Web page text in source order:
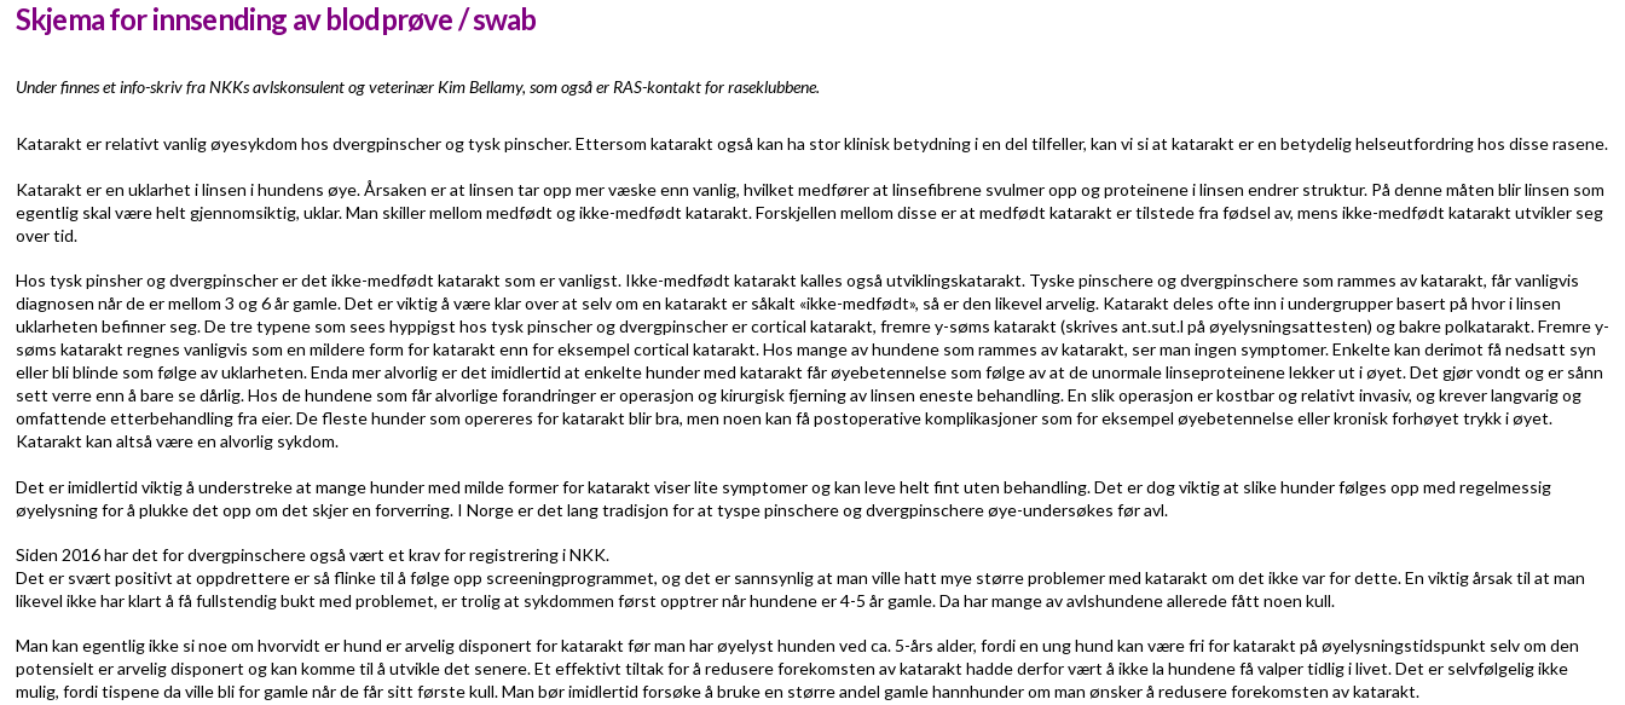
Skjema for innsending av blodprøve / swab
Under finnes et info-skriv fra NKKs avlskonsulent og veterinær Kim Bellamy, som også er RAS-kontakt for raseklubbene.
​Katarakt er relativt vanlig øyesykdom hos dvergpinscher og tysk pinscher. Ettersom katarakt også kan ha stor klinisk betydning i en del tilfeller, kan vi si at katarakt er en betydelig helseutfordring hos disse rasene.
Katarakt er en uklarhet i linsen i hundens øye. Årsaken er at linsen tar opp mer væske enn vanlig, hvilket medfører at linsefibrene svulmer opp og proteinene i linsen endrer struktur. På denne måten blir linsen som
egentlig skal være helt gjennomsiktig, uklar. Man skiller mellom medfødt og ikke-medfødt katarakt. Forskjellen mellom disse er at medfødt katarakt er tilstede fra fødsel av, mens ikke-medfødt katarakt utvikler seg
over tid.
Hos tysk pinsher og dvergpinscher er det ikke-medfødt katarakt som er vanligst. Ikke-medfødt katarakt kalles også utviklingskatarakt. Tyske pinschere og dvergpinschere som rammes av katarakt, får vanligvis
diagnosen når de er mellom 3 og 6 år gamle. Det er viktig å være klar over at selv om en katarakt er såkalt «ikke-medfødt», så er den likevel arvelig. Katarakt deles ofte inn i undergrupper basert på hvor i linsen
uklarheten befinner seg. De tre typene som sees hyppigst hos tysk pinscher og dvergpinscher er cortical katarakt, fremre y-søms katarakt (skrives ant.sut.l på øyelysningsattesten) og bakre polkatarakt. Fremre y-
søms katarakt regnes vanligvis som en mildere form for katarakt enn for eksempel cortical katarakt. Hos mange av hundene som rammes av katarakt, ser man ingen symptomer. Enkelte kan derimot få nedsatt syn
eller bli blinde som følge av uklarheten. Enda mer alvorlig er det imidlertid at enkelte hunder med katarakt får øyebetennelse som følge av at de unormale linseproteinene lekker ut i øyet. Det gjør vondt og er sånn
sett verre enn å bare se dårlig. Hos de hundene som får alvorlige forandringer er operasjon og kirurgisk fjerning av linsen eneste behandling.En slik operasjon er kostbar og relativt invasiv, og krever langvarig og
omfattende etterbehandling fra eier. De fleste hunder som opereres for katarakt blir bra, men noen kan få postoperative komplikasjoner som for eksempel øyebetennelse eller kronisk forhøyet trykk i øyet.
Katarakt kan altså være en alvorlig sykdom.
Det er imidlertid viktig å understreke at mange hunder med milde former for katarakt viser lite symptomer og kan leve helt fint uten behandling. Det er dog viktig at slike hunder følges opp med regelmessig
øyelysning for å plukke det opp om det skjer en forverring. I Norge er det lang tradisjon for at tyspe pinschere og dvergpinschere øye-undersøkes før avl.
Siden 2016 har det for dvergpinschere også vært et krav for registrering i NKK.
Det er svært positivt at oppdrettere er så flinke til å følge opp screeningprogrammet, og det er sannsynlig at man ville hatt mye større problemer med katarakt om det ikke var for dette.En viktig årsak til at man
likevel ikke har klart å få fullstendig bukt med problemet, er trolig at sykdommen først opptrer når hundene er 4-5 år gamle. Da har mange av avlshundene allerede fått noen kull.
Man kan egentlig ikke si noe om hvorvidt er hund er arvelig disponert for katarakt før man har øyelyst hunden ved ca. 5-års alder, fordi en ung hund kan være fri for katarakt på øyelysningstidspunkt selv om den
potensielt er arvelig disponert og kan komme til å utvikle det senere. Et effektivt tiltak for å redusere forekomsten av katarakt hadde derfor vært å ikke la hundene få valper tidlig i livet. Det er selvfølgelig ikke
mulig, fordi tispene da ville bli for gamle når de får sitt første kull.Man bør imidlertid forsøke å bruke en større andel gamle hannhunder om man ønsker å redusere forekomsten av katarakt.